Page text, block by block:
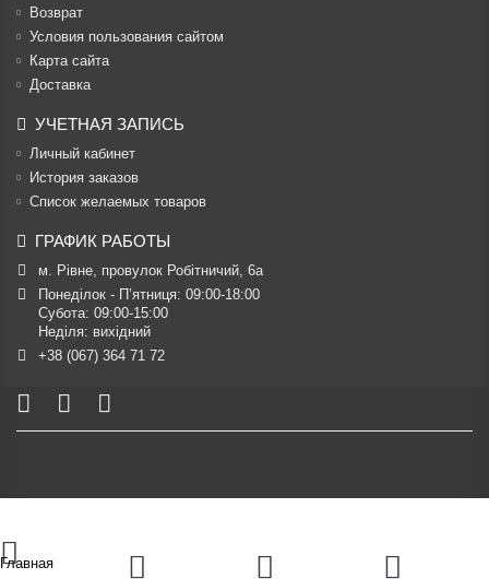
Возврат
Условия пользования сайтом
Карта сайта
Доставка
УЧЕТНАЯ ЗАПИСЬ
Личный кабинет
История заказов
Список желаемых товаров
ГРАФИК РАБОТЫ
м. Рівне, провулок Робітничий, 6а
Понеділок - П’ятниця: 09:00-18:00
Субота: 09:00-15:00
Неділя: вихідний
+38 (067) 364 71 72
Главная